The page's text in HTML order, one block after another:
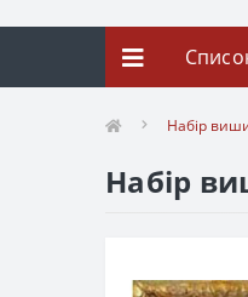
Набір
Набір